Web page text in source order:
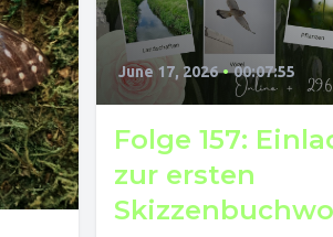
June 17, 2026 • 00:07:55
Folge 157:
zur ersten